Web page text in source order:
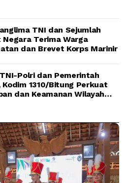
TNI dan Sejumlah
Negara Terima Warga
dan Brevet Korps Marinir
Polri dan Pemerintah
Kodim 1310/Bitung Perkuat
dan Keamanan Wilayah